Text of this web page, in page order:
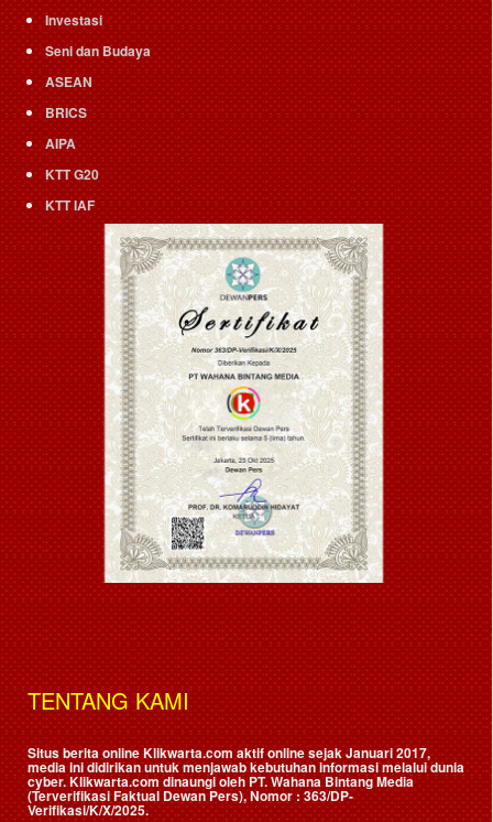
Investasi
Seni dan Budaya
ASEAN
BRICS
AIPA
KTT G20
KTT IAF
TENTANG KAMI
Situs berita online Klikwarta.com aktif online sejak Januari 2017,
media ini didirikan untuk menjawab kebutuhan informasi melalui dunia
cyber. Klikwarta.com dinaungi oleh PT. Wahana Bintang Media
(Terverifikasi Faktual Dewan Pers), Nomor : 363/DP-
Verifikasi/K/X/2025.